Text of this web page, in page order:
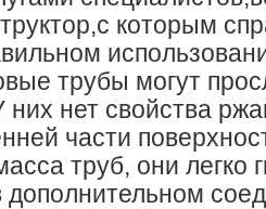
которым
трубы могут
них нет свойства
части
труб, они легко